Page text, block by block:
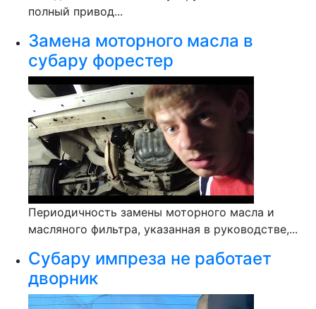
полный привод...
Замена моторного масла в
субару форестер
Периодичность замены моторного масла и
масляного фильтра, указанная в руководстве,...
Субару импреза не работает
дворник